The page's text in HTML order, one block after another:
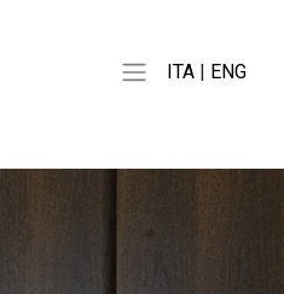
ITA | ENG